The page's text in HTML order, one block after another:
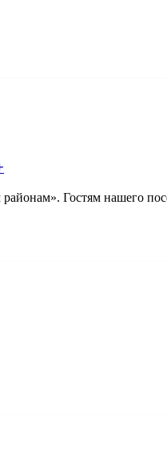
Гостям нашего